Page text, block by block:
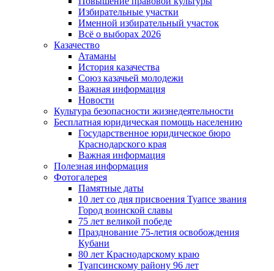
Избирательные участки
Именной избирательный участок
Всё о выборах 2026
Казачество
Атаманы
История казачества
Союз казачьей молодежи
Важная информация
Новости
Культура безопасности жизнедеятельности
Бесплатная юридическая помощь населению
Государственное юридическое бюро
Краснодарского края
Важная информация
Полезная информация
Фотогалерея
Памятные даты
10 лет со дня присвоения Туапсе звания
Город воинской славы
75 лет великой победе
Празднование 75-летия освобождения
Кубани
80 лет Краснодарскому краю
Туапсинскому району 96 лет